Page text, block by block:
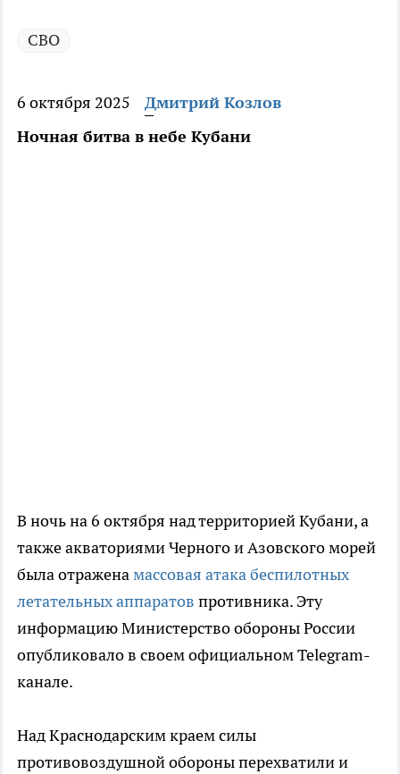
СВО
6 октября 2025
Дмитрий Козлов
Ночная битва в небе Кубани
В ночь на 6 октября над территорией Кубани, а
также акваториями Черного и Азовского морей
была отраженамассовая атака беспилотных
летательных аппаратов противника. Эту
информацию Министерство обороны России
опубликовало в своем официальном Telegram-
канале.
Над Краснодарским краем силы
противовоздушной обороны перехватили и